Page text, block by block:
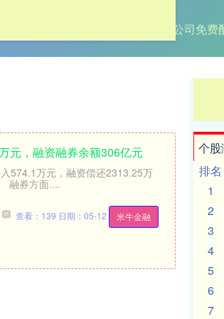
最专业的股票配资公司免费
元，融资融券余额306亿元
574.1万元，融资偿还2313.25万
融券方面....
米牛金融
查看：139 日期：05-12
个股
排名
1
2
3
4
5
6
7